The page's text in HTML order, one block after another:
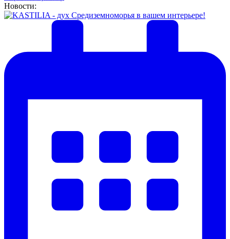
Новости: